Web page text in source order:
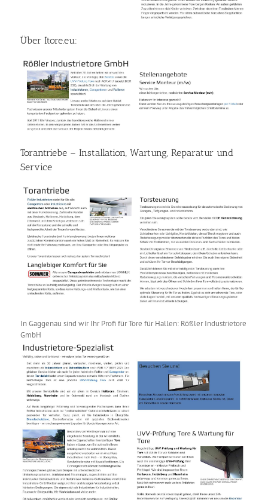
Über Itore.eu:
Torantriebe – Installation, Wartung, Reparatur und
Service
In Gaggenau sind wir Ihr Profi für Tore für Hallen: Rößler Industrietore
GmbH